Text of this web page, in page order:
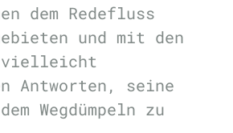
dem Redefluss
und mit den
vielleicht
Antworten, seine
Wegdümpeln zu